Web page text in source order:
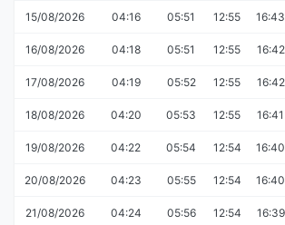
15/08/2026 04:16 05:51 12:55 16:43
16/08/2026 04:18 05:51 12:55 16:42
17/08/2026 04:19 05:52 12:55 16:42
18/08/2026 04:20 05:53 12:55 16:41
19/08/2026 04:22 05:54 12:54 16:40
20/08/2026 04:23 05:55 12:54 16:40
21/08/2026 04:24 05:56 12:54 16:39